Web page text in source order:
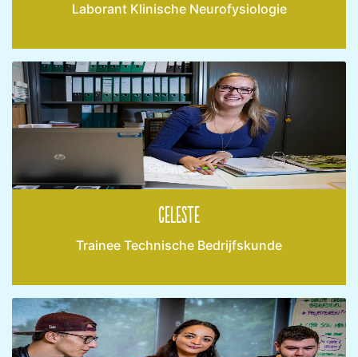
Laborant Klinische Neurofysiologie
Celeste
Trainee Technische Bedrijfskunde